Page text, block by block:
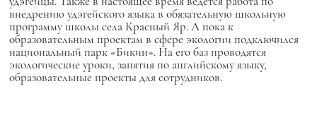
внедрению удэгейского языка в обязательную школьную
программу школы села Красный Яр. А пока к
образовательным проектам в сфере экологии подключился
национальный парк «Бикин». На его баз проводятся
экологические уроки, занятия по английскому языку,
образовательные проекты для сотрудников.